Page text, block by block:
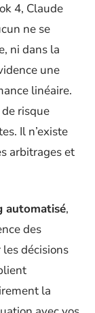
4, Claude
ne se
ni dans la
une
linéaire.
risque
Il n’existe
arbitrages et
automatisé,
des
décisions
la